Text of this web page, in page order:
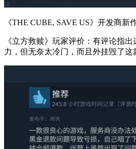
《THE CUBE, SAVE US》开发商新
《立方救赎》玩家评价：有评论指
力，但无奈太冷门，而且外挂毁了这